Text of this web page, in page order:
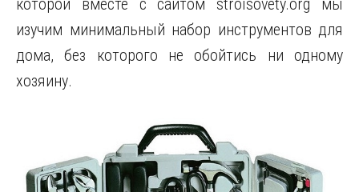
изучим минимальный набор инструментов для
дома, без которого не обойтись ни одному
хозяину.